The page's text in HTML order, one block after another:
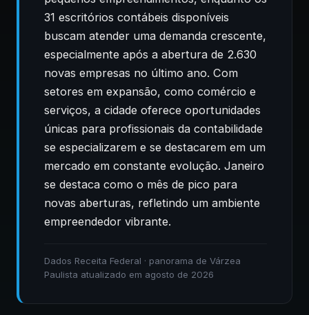
31 escritórios contábeis disponíveis
buscam atender uma demanda crescente,
especialmente após a abertura de 2.630
novas empresas no último ano. Com
setores em expansão, como comércio e
serviços, a cidade oferece oportunidades
únicas para profissionais da contabilidade
se especializarem e se destacarem em um
mercado em constante evolução. Janeiro
se destaca como o mês de pico para
novas aberturas, refletindo um ambiente
empreendedor vibrante.
Dados Receita Federal · panorama de Várzea
Paulista atualizado em agosto de 2026